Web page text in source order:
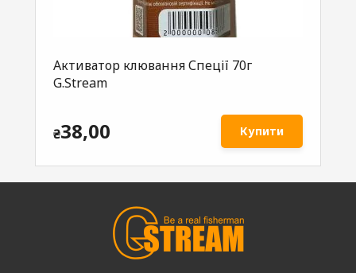
Активатор клювання Спеції 70г
G.Stream
₴38,00 Купити